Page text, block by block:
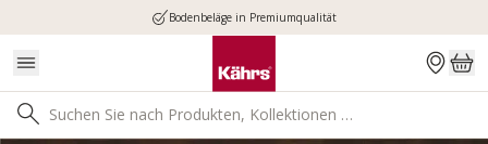
Bodenbeläge in Premiumqualität